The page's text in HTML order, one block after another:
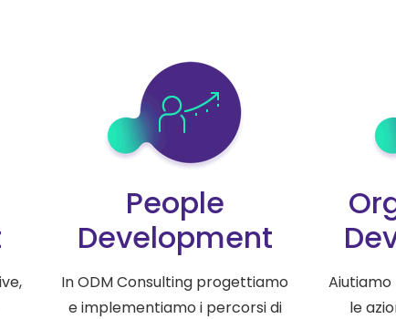
People
Development
In ODM Consulting progettiamo
e implementiamo i percorsi di
Aiutiamo
le